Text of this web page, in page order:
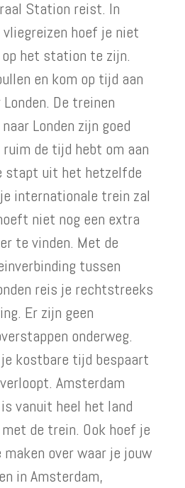
Station reist. In
hoef je niet
het station te zijn.
en kom op tijd aan
De treinen
Londen zijn goed
de tijd hebt om aan
stapt uit het hetzelfde
internationale trein zal
niet nog een extra
te vinden. Met de
tussen
reis je rechtstreeks
Er zijn geen
onderweg.
kostbare tijd bespaart
Amsterdam
vanuit heel het land
de trein. Ook hoef je
over waar je jouw
in Amsterdam,